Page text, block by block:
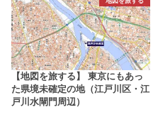
【地図を旅する】 東京にもあっ
た県境未確定の地（江戸川区・江
戸川水閘門周辺）